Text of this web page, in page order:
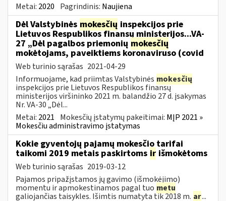
Metai: 2020 Pagrindinis: Naujiena
Dėl Valstybinės mokesčių inspekcijos prie
Lietuvos Respublikos finansų ministerijos...VA-
27 „Dėl pagalbos priemonių mokesčių
mokėtojams, paveiktiems koronaviruso (covid
Web turinio sąrašas 2021-04-29
Informuojame, kad priimtas Valstybinės mokesčių
inspekcijos prie Lietuvos Respublikos finansų
ministerijos viršininko 2021 m. balandžio 27 d. įsakymas
Nr. VA-30 „Dėl...
Metai: 2021 Mokesčių įstatymų pakeitimai: MĮP 2021 »
Mokesčiu administravimo įstatymas
Kokie gyventojų pajamų mokesčio tarifai
taikomi 2019 metais paskirtoms ir išmokėtoms
Web turinio sąrašas 2019-03-12
Pajamos pripažįstamos jų gavimo (išmokėjimo)
momentu ir apmokestinamos pagal tuo metu
galiojančias taisykles. Išimtis numatyta tik 2018 m. ar...